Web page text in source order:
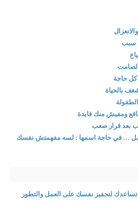
سبب
كل حاجة
بالحياة
ومفيش منك فايدة
بعد قرار صعب
… في حاجة اسمها : لسه مفهمتش نفسك